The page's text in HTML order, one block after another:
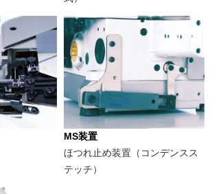
MS装置
ほつれ止め装置（コンデンスス
テッチ）